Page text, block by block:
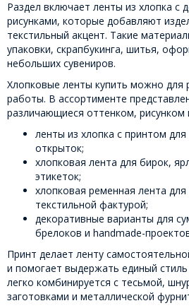
Раздел включает ленты из хлопка с
рисунками, которые добавляют
текстильный акцент. Такие
упаковки, скрапбукинга, шитья,
небольших сувениров.
Хлопковые ленты купить можно для
работы. В ассортименте
различающиеся оттенком,
ленты из хлопка с принтом
открыток;
хлопковая лента для бирок,
этикеток;
хлопковая ременная лента
текстильной фактурой;
декоративные варианты для
брелоков и handmade-
Принт делает ленту
и помогает выдержать единый
легко комбинируется с тесьмой,
заготовками и металлической